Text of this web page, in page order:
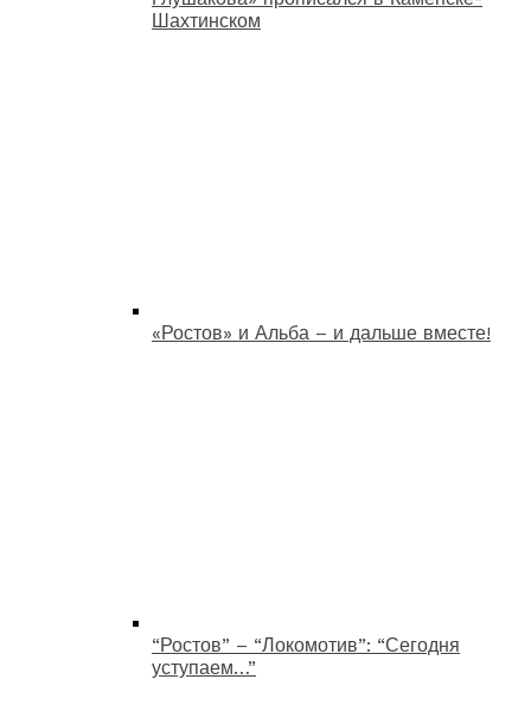
Шахтинском
«Ростов» и Альба – и дальше вместе!
“Ростов” – “Локомотив”: “Сегодня
уступаем…”